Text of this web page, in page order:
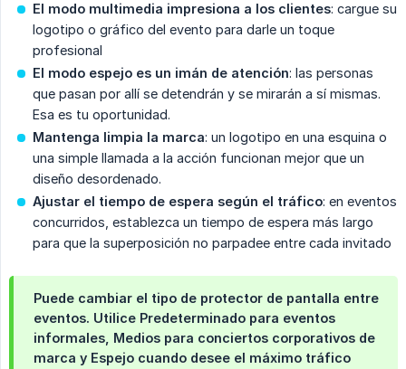
El modo multimedia impresiona a los clientes: cargue su
logotipo o gráfico del evento para darle un toque
profesional
El modo espejo es un imán de atención: las personas
que pasan por allí se detendrán y se mirarán a sí mismas.
Esa es tu oportunidad.
Mantenga limpia la marca: un logotipo en una esquina o
una simple llamada a la acción funcionan mejor que un
diseño desordenado.
Ajustar el tiempo de espera según el tráfico: en eventos
concurridos, establezca un tiempo de espera más largo
para que la superposición no parpadee entre cada invitado
Puede cambiar el tipo de protector de pantalla entre
eventos. Utilice Predeterminado para eventos
informales, Medios para conciertos corporativos de
marca y Espejo cuando desee el máximo tráfico